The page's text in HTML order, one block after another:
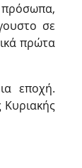
πρόσωπα,
σε
πρώτα
εποχή.
Κυριακής